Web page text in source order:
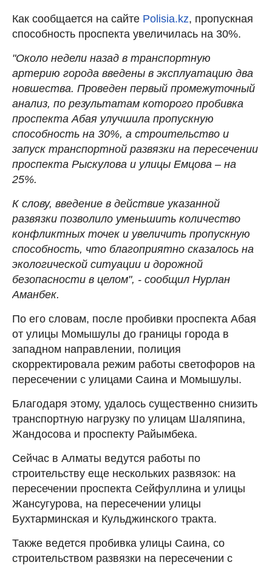
Как сообщается на сайте Polisia.kz, пропускная
способность проспекта увеличилась на 30%.
"Около недели назад в транспортную
артерию города введены в эксплуатацию два
новшества. Проведен первый промежуточный
анализ, по результатам которого пробивка
проспекта Абая улучшила пропускную
способность на 30%, а строительство и
запуск транспортной развязки на пересечении
проспекта Рыскулова и улицы Емцова – на
25%.
К слову, введение в действие указанной
развязки позволило уменьшить количество
конфликтных точек и увеличить пропускную
способность, что благоприятно сказалось на
экологической ситуации и дорожной
безопасности в целом", - сообщил Нурлан
Аманбек.
По его словам, после пробивки проспекта Абая
от улицы Момышулы до границы города в
западном направлении, полиция
скорректировала режим работы светофоров на
пересечении с улицами Саина и Момышулы.
Благодаря этому, удалось существенно снизить
транспортную нагрузку по улицам Шаляпина,
Жандосова и проспекту Райымбека.
Сейчас в Алматы ведутся работы по
строительству еще нескольких развязок: на
пересечении проспекта Сейфуллина и улицы
Жансугурова, на пересечении улицы
Бухтарминская и Кульджинского тракта.
Также ведется пробивка улицы Саина, со
строительством развязки на пересечении с